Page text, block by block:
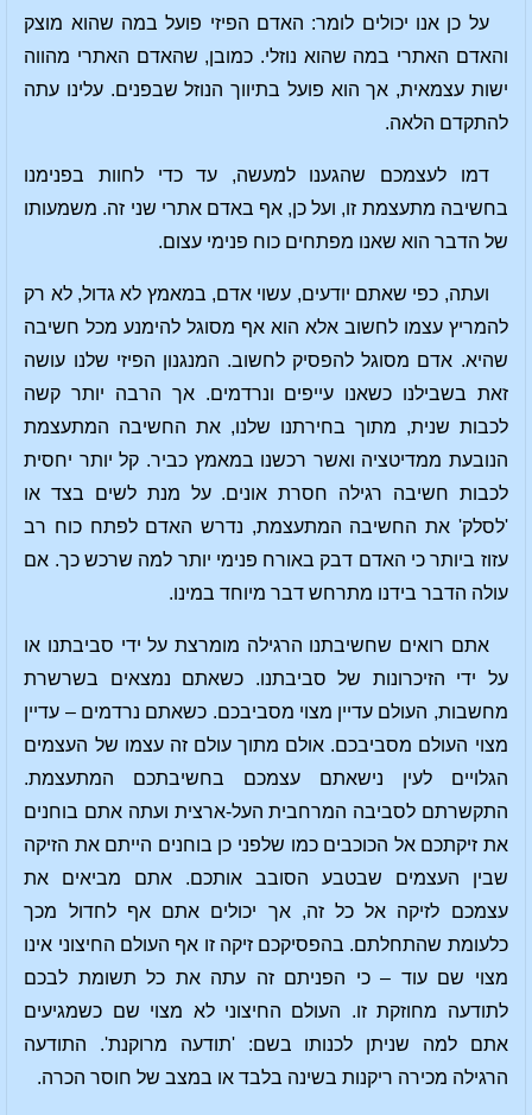
על כן אנו יכולים לומר: האדם הפיזי פועל במה שהוא מוצק
והאדם האתרי במה שהוא נוזלי. כמובן, שהאדם האתרי מהווה
ישות עצמאית, אך הוא פועל בתיווך הנוזל שבפנים. עלינו עתה
להתקדם הלאה.
דמו לעצמכם שהגענו למעשה, עד כדי לחוות בפנימנו
בחשיבה מתעצמת זו, ועל כן, אף באדם אתרי שני זה. משמעותו
של הדבר הוא שאנו מפתחים כוח פנימי עצום.
ועתה, כפי שאתם יודעים, עשוי אדם, במאמץ לא גדול, לא רק
להמריץ עצמו לחשוב אלא הוא אף מסוגל להימנע מכל חשיבה
שהיא. אדם מסוגל להפסיק לחשוב. המנגנון הפיזי שלנו עושה
זאת בשבילנו כשאנו עייפים ונרדמים. אך הרבה יותר קשה
לכבות שנית, מתוך בחירתנו שלנו, את החשיבה המתעצמת
הנובעת ממדיטציה ואשר רכשנו במאמץ כביר. קל יותר יחסית
לכבות חשיבה רגילה חסרת אונים. על מנת לשים בצד או
'לסלק' את החשיבה המתעצמת, נדרש האדם לפתח כוח רב
עזוז ביותר כי האדם דבק באורח פנימי יותר למה שרכש כך. אם
עולה הדבר בידנו מתרחש דבר מיוחד במינו.
אתם רואים שחשיבתנו הרגילה מומרצת על ידי סביבתנו או
על ידי הזיכרונות של סביבתנו. כשאתם נמצאים בשרשרת
מחשבות, העולם עדיין מצוי מסביבכם. כשאתם נרדמים – עדיין
מצוי העולם מסביבכם. אולם מתוך עולם זה עצמו של העצמים
הגלויים לעין נישאתם עצמכם בחשיבתכם המתעצמת.
התקשרתם לסביבה המרחבית העל-ארצית ועתה אתם בוחנים
את זיקתכם אל הכוכבים כמו שלפני כן בוחנים הייתם את הזיקה
שבין העצמים שבטבע הסובב אותכם. אתם מביאים את
עצמכם לזיקה אל כל זה, אך יכולים אתם אף לחדול מכך
כלעומת שהתחלתם. בהפסיקכם זיקה זו אף העולם החיצוני אינו
מצוי שם עוד – כי הפניתם זה עתה את כל תשומת לבכם
לתודעה מחוזקת זו. העולם החיצוני לא מצוי שם כשמגיעים
אתם למה שניתן לכנותו בשם: 'תודעה מרוקנת'. התודעה
הרגילה מכירה ריקנות בשינה בלבד או במצב של חוסר הכרה.